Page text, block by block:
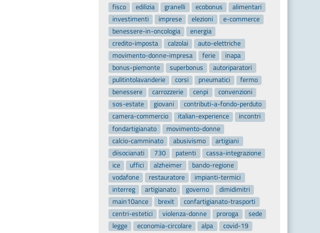
fisco
edilizia granelli ecobonus
alimentari
investimenti
imprese elezioni
e-commerce
benessere-in-oncologia
energia
credito-imposta
calzolai
auto-elettriche
movimento-donne-impresa
ferie
inapa
bonus-piemonte
superbonus
autoriparatori
pulitintolavanderie
corsi pneumatici
fermo
benessere
carrozzerie cenpi
convenzioni
sos-estate
giovani
contributi-a-fondo-perduto
camera-commercio
italian-experience
incontri
fondartigianato
movimento-donne
calcio-camminato
abusivismo
artigiani
diisocianati
730 patenti
cassa-integrazione
ice
uffici alzheimer
bando-regione
vodafone
restauratore
impianti-termici
interreg
artigianato governo
dimidimitri
main10ance
brexit
confartigianato-trasporti
centri-estetici
violenza-donne proroga
sede
legge
economia-circolare alpa
covid-19